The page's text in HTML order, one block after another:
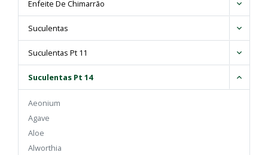
Enfeite De Chimarrão
Suculentas
Suculentas Pt 11
Suculentas Pt 14
Aeonium
Agave
Aloe
Alworthia